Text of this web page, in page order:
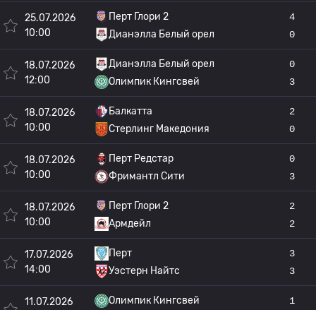
25.07.2026
10:00
Перт Глори 2
Дианэлла Белый орел
4
0
18.07.2026
12:00
Дианэлла Белый орел
Олимпик Кингсвей
0
3
18.07.2026
10:00
Балкатта
Стерлинг Македония
2
0
18.07.2026
10:00
Перт Редстар
Фримантл Сити
0
3
18.07.2026
10:00
Перт Глори 2
Армдейл
2
2
17.07.2026
14:00
Перт
Уэстерн Найтс
3
3
11.07.2026
Олимпик Кингсвей
1